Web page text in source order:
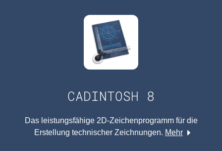
CADINTOSH 8
Das leistungsfähige 2D-Zeichenprogramm für die
Erstellung technischer Zeichnungen. Mehr